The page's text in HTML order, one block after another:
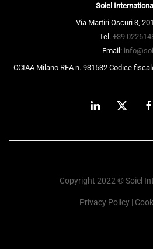
Soiel
Via Martiri Oscuri 3,
Tel. +39
Email:
CCIAA Milano REA n. 931532 Codice
Copyright 2022 © Soiel
Privacy Policy|